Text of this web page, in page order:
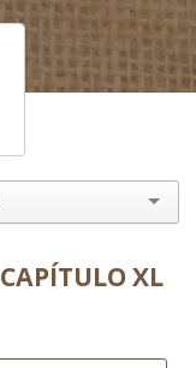
CAPÍTULO XL